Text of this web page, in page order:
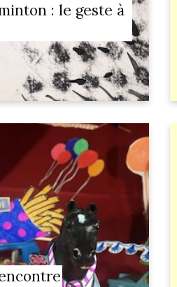
: le geste à